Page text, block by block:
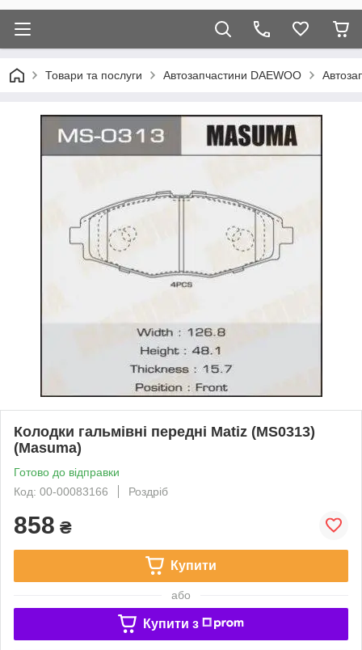
Товари та послуги Автозапчастини DAEWOO
Колодки гальмівні передні Matiz (MS0313)
(Masuma)
Готово до відправки
Код: 00-00083166
Роздріб
858 ₴
Купити
або
Купити з